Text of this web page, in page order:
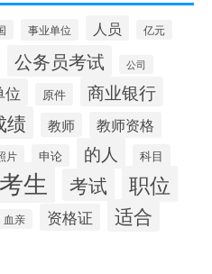
事业单位 人员 亿元
公务员考试 公司
位 原件 商业银行
绩 教师 教师资格
片 申论 的人 科目
考生 考试 职位
血亲 资格证 适合